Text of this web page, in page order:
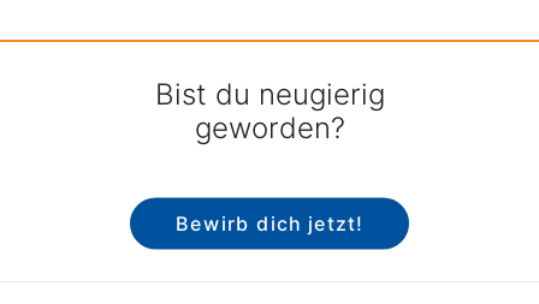
Bist du neugierig
geworden?
Bewirb dich jetzt!